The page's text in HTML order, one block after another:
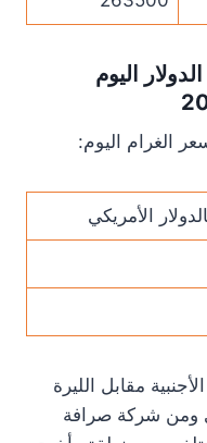
اليوم
الغرام اليوم:
الأمريكي
مقابل الليرة
ومن شركة صرافة